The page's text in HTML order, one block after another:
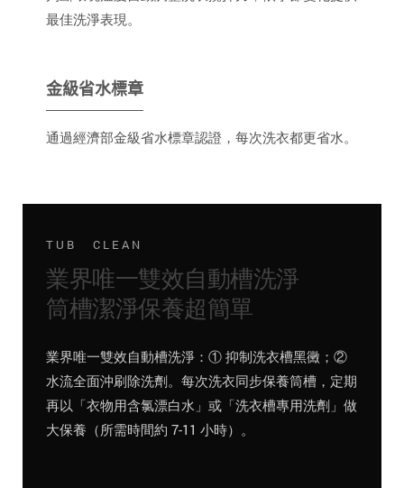
最佳洗淨表現。
金級省水標章
通過經濟部金級省水標章認證，每次洗衣都更省水。
TUB CLEAN
業界唯一雙效自動槽洗淨
筒槽潔淨保養超簡單
業界唯一雙效自動槽洗淨：① 抑制洗衣槽黑黴；②
水流全面沖刷除洗劑。每次洗衣同步保養筒槽，定期
再以「衣物用含氯漂白水」或「洗衣槽專用洗劑」做
大保養（所需時間約 7-11 小時）。